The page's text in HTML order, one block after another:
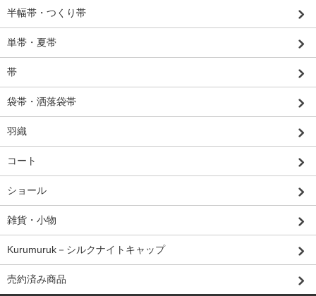
半幅帯・つくり帯
単帯・夏帯
帯
袋帯・洒落袋帯
羽織
コート
ショール
雑貨・小物
Kurumuruk－シルクナイトキャップ
売約済み商品